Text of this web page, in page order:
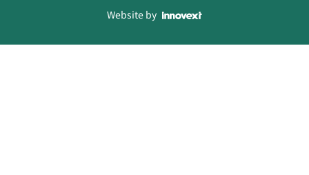
Website by